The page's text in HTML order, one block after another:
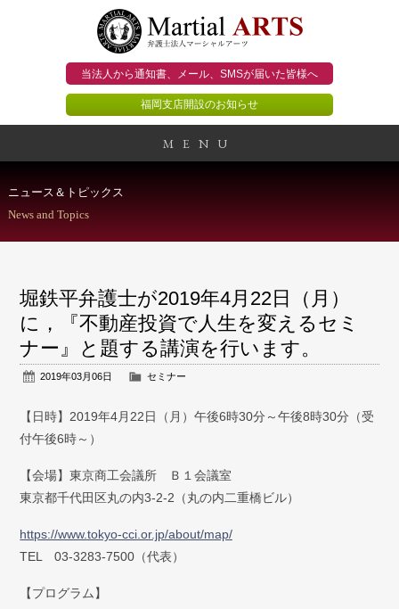
当法人から通知書、メール、 SMSが届いた皆様へ
福岡支店開設のお知らせ
MENU
事務所概要
個人のお客様
顧問契約のススメ
弁護士紹介
アクセス
採用情報
個人情報保護方針
ニュース＆トピックス
News and Topics
堀鉄平弁護士が2019年4月22日（月）
に，『不動産投資で人生を変えるセミ
ナー』と題する講演を行います。
2019年03月06日 セミナー
【日時】2019年4月22日（月）午後6時30分～午後8時30分（受
付午後6時～）
【会場】東京商工会議所 Ｂ１会議室
東京都千代田区丸の内3-2-2（丸の内二重橋ビル）
https://www.tokyo-cci.or.jp/about/map/
TEL 03-3283-7500（代表）
【プログラム】